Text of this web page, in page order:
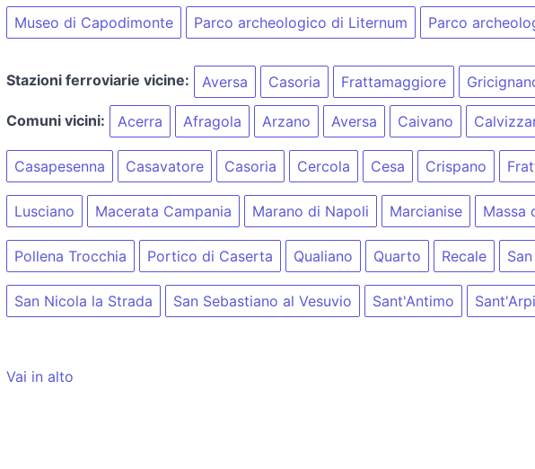
Museo di Capodimonte Parco archeologico di Liternum Parco
Stazioni ferroviarie vicine: Aversa Casoria Frattamaggiore
Comuni vicini: Acerra Afragola Arzano Aversa Caivano
Casapesenna Casavatore Casoria Cercola Cesa Crispano
Lusciano Macerata Campania Marano di Napoli Marcianise Massa
Pollena Trocchia Portico di Caserta Qualiano Quarto Recale
San Nicola la Strada San Sebastiano al Vesuvio Sant'Antimo
Vai in alto